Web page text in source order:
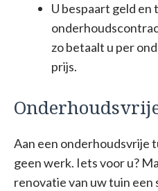
U bespaart geld en
zo betaalt u per
prijs.
Aan een onderhoudsvrije
geen werk. Iets voor u?
renovatie van uw tuin een